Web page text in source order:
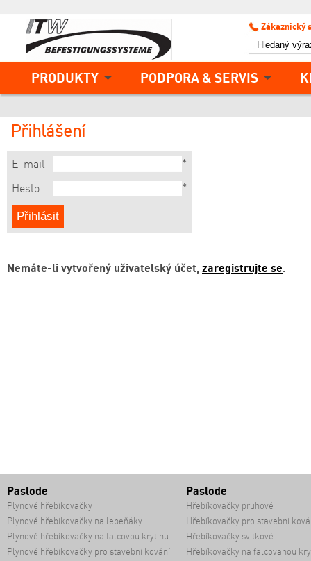
PRODUKTY PODPORA & SERVIS
Zákaznický
Přihlášení
E-mail
*
Heslo
*
Nemáte-li vytvořený uživatelský účet, zaregistrujte se.
Paslode
Plynové hřebíkovačky
Plynové hřebíkovačky na lepeňáky
Plynové hřebíkovačky na falcovou krytinu
Plynové hřebíkovačky pro stavební kování
Paslode
Hřebíkovačky pruhové
Hřebíkovačky pro stavební
Hřebíkovačky svitkové
Hřebíkovačky na falcovanou